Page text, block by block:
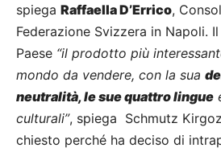
spiega Raffaella D’Errico,
Federazione Svizzera in Napoli.
Paese “il prodotto più
mondo da vendere, con la sua
neutralità, le sue quattro lingue
culturali”, spiega Schmutz
chiesto perché ha deciso di